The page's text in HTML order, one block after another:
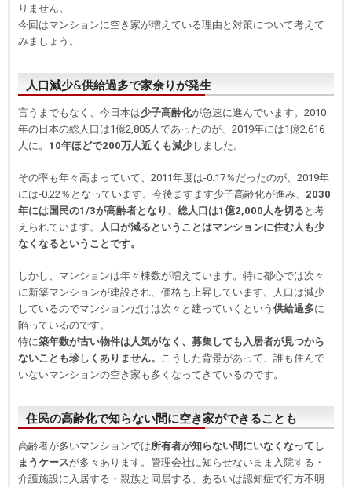
りません。
今回はマンションに空き家が増えている理由と対策について考えて
みましょう。
人口減少&供給過多で家余りが発生
言うまでもなく、今日本は少子高齢化が急速に進んでいます。2010
年の日本の総人口は1億2,805人であったのが、2019年には1億2,616
人に。 10年ほどで200万人近くも減少しました。
その率も年々高まっていて、2011年度は-0.17％だったのが、2019年
には-0.22％となっています。今後ますます少子高齢化が進み、 2030
年には国民の1/3が高齢者となり、総人口は1億2,000人を切る と考
えられています。
人口が減るということはマンションに住む人も少
なくなるということです。
しかし、マンションは年々棟数が増えています。特に都心では次々
に新築マンションが建設され、価格も上昇しています。人口は減少
しているのでマンションだけは次々と建っていくという 供給過多に
陥っているのです。
特に築年数が古い物件は人気がなく、募集しても入居者が見つから
ないことも珍しくありません。
こうした背景があって、誰も住んで
いないマンションの空き家も多くなってきているのです。
住民の高齢化で知らない間に空き家ができることも
高齢者が多いマンションでは所有者が知らない間にいなくなってし
まうケースが多々あります。管理会社に知らせないまま入院する・
介護施設に入居する・親族と同居する、あるいは認知症で行方不明